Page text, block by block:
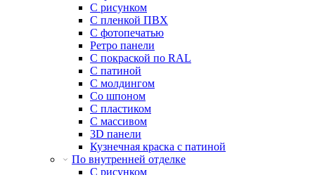
С рисунком
С пленкой ПВХ
С фотопечатью
Ретро панели
С покраской по RAL
С патиной
С молдингом
Со шпоном
С пластиком
С массивом
3D панели
Кузнечная краска с патиной
По внутренней отделке
С рисунком